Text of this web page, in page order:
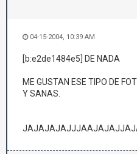
04-15-2004, 10:39 AM
[b:e2de1484e5] DE NADA
ME GUSTAN ESE TIPO DE
Y SANAS.